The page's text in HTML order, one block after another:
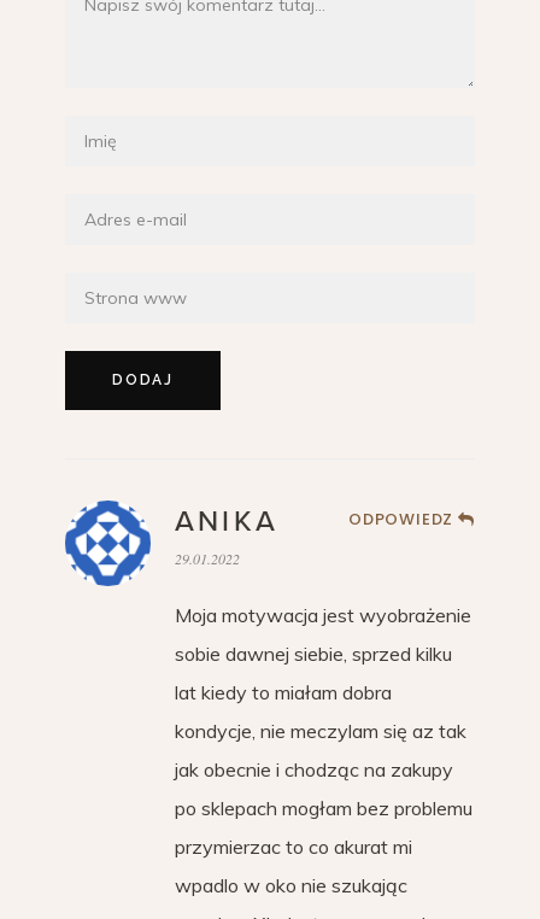
ANIKA ODPOWIEDZ
29.01.2022
Moja motywacja jest wyobrażenie
sobie dawnej siebie, sprzed kilku
lat kiedy to miałam dobra
kondycje, nie meczylam się az tak
jak obecnie i chodząc na zakupy
po sklepach mogłam bez problemu
przymierzac to co akurat mi
wpadlo w oko nie szukając